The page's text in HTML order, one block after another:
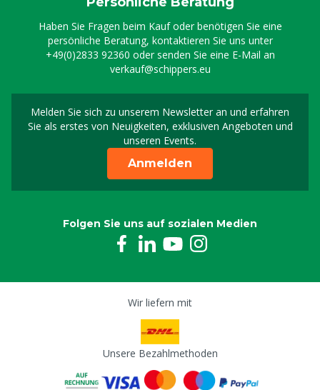
Haben Sie Fragen beim Kauf oder benötigen Sie eine
persönliche Beratung, kontaktieren Sie uns unter
+49(0)2833 92360 oder senden Sie eine E-Mail an
verkauf@schippers.eu
Melden Sie sich zu unserem Newsletter an und erfahren
Sie als erstes von Neuigkeiten, exklusiven Angeboten und
unseren Events.
Melden Sie sich für
Anmelden
Folgen Sie uns auf sozialen Medien
Wir liefern mit
Unsere Bezahlmethoden